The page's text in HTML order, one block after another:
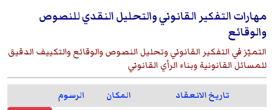
مهارات التفكير القانوني والتحليل النقدي للنصوص
والوقائع
التميّز في التفكير القانوني وتحليل النصوص والوقائع والتكييف الدقيق
للمسائل القانونية وبناء الرأي القانوني
تاريخ الانعقاد المكان
الرسوم